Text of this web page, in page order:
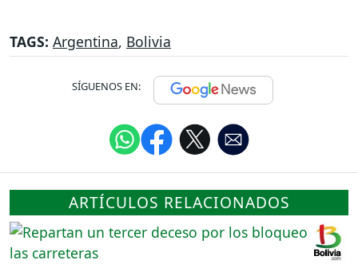
TAGS: Argentina, Bolivia
SÍGUENOS EN:
ARTÍCULOS RELACIONADOS